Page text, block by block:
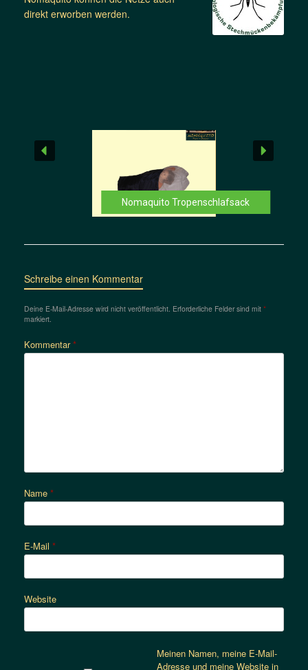
direkt erworben werden.
Nomaquito Tropenschlafsack
Schreibe einen Kommentar
Deine E-Mail-Adresse wird nicht veröffentlicht. Erforderliche Felder sind mit *
markiert.
Kommentar*
Name *
E-Mail *
Website
Meinen Namen, meine E-Mail-
Adresse und meine Website in